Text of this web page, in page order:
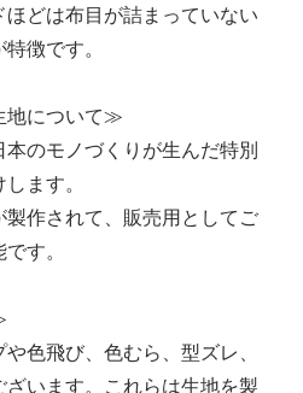
ほどは布目が詰まっていない
徴です。
地について≫
のモノづくりが生んだ特別
ます。
作されて、販売用としてご
す。
色飛び、色むら、型ズレ、
います。これらは生地を製